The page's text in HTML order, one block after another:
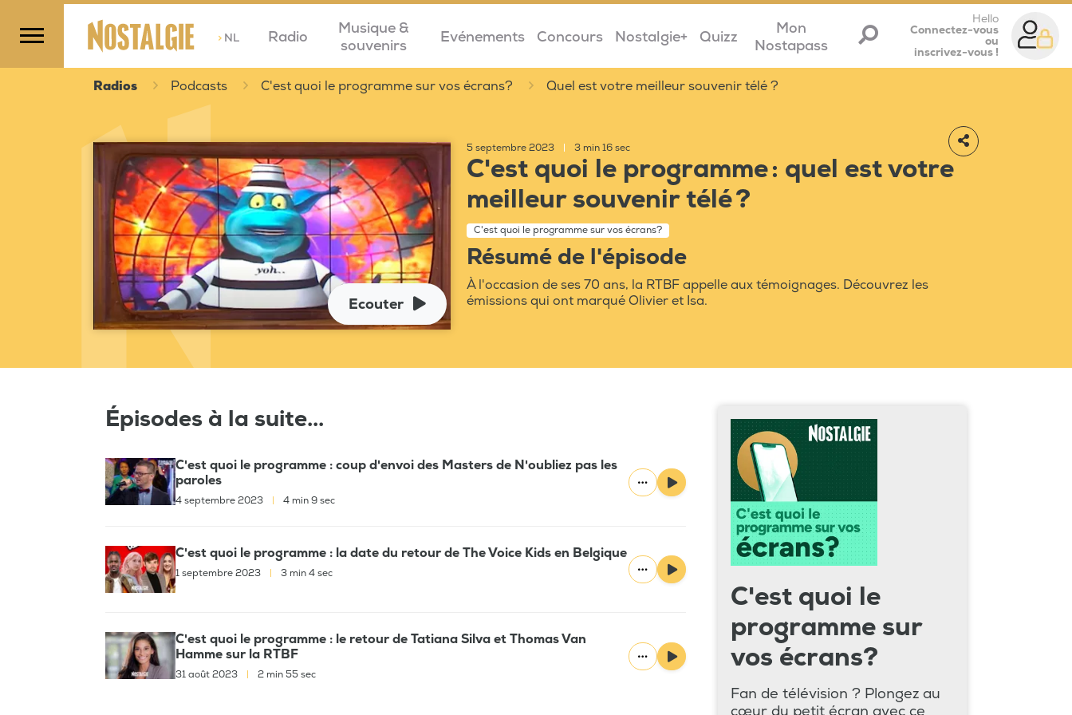
>NL Radio
Musique &
souvenirs
Evénements Concours Nostalgie+ Quizz
Mon
Nostapass
Hello
Connectez-vous
ou
inscrivez-vous !
Radios Podcasts C'est quoi le programme sur vos écrans? Quel est votre meilleur souvenir télé ?
Ecouter
5 septembre 2023 3 min 16 sec
C'est quoi le programme : quel est votre
meilleur souvenir télé ?
C'est quoi le programme sur vos écrans?
Résumé de l'épisode
À l'occasion de ses 70 ans, la RTBF appelle aux témoignages. Découvrez les
émissions qui ont marqué Olivier et Isa.
Épisodes à la suite...
C'est quoi le programme : coup d'envoi des Masters de N'oubliez pas les
paroles
4 septembre 2023 4 min 9 sec
C'est quoi le programme : la date du retour de The Voice Kids en Belgique
1 septembre 2023 3 min 4 sec
C'est quoi le programme : le retour de Tatiana Silva et Thomas Van
Hamme sur la RTBF
31 août 2023 2 min 55 sec
C'est quoi le
programme sur
vos écrans?
Fan de télévision ? Plongez au